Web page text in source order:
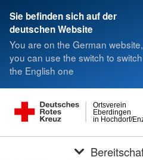
Sie befinden sich auf der
deutschen Website
You are on the German website,
you can use the switch to
the English one
in Hochdorf/
Eberdingen
Ortsverein